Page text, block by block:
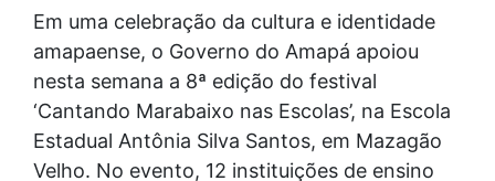
Em uma celebração da cultura e identidade
amapaense, o Governo do Amapá apoiou
nesta semana a 8ª edição do festival
‘Cantando Marabaixo nas Escolas’, na Escola
Estadual Antônia Silva Santos, em Mazagão
Velho. No evento, 12 instituições de ensino